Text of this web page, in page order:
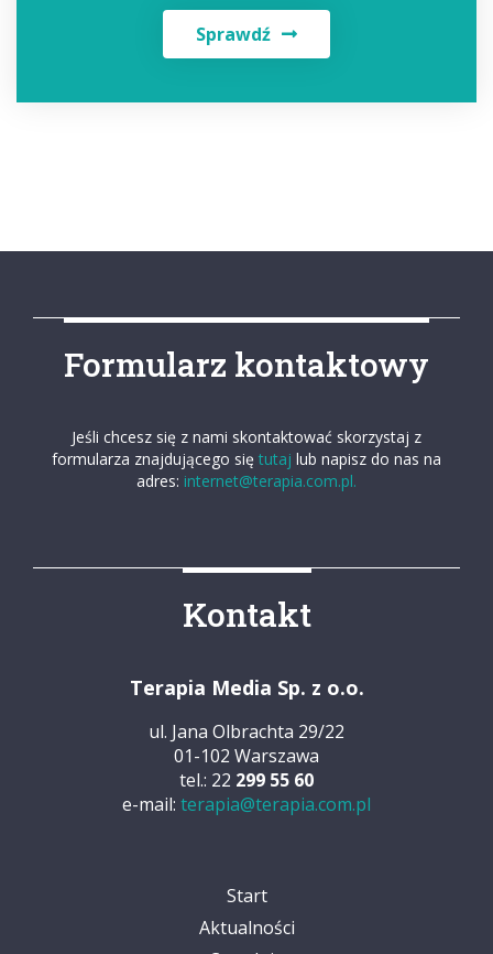
Sprawdź
Formularz kontaktowy
Jeśli chcesz się z nami skontaktować skorzystaj z
formularza znajdującego się tutaj lub napisz do nas na
adres: internet@terapia.com.pl.
Kontakt
Terapia Media Sp. z o.o.
ul. Jana Olbrachta 29/22
01-102 Warszawa
tel.: 22 299 55 60
e-mail: terapia@terapia.com.pl
Start
Aktualności